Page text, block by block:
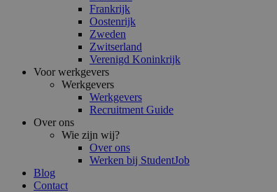
Frankrijk
Oostenrijk
Zweden
Zwitserland
Verenigd Koninkrijk
Voor werkgevers
Werkgevers
Werkgevers
Recruitment Guide
Over ons
Wie zijn wij?
Over ons
Werken bij StudentJob
Blog
Contact